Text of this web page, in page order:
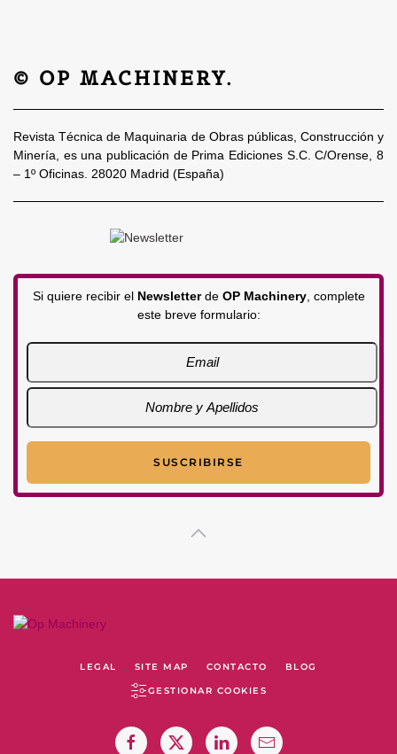
© OP MACHINERY.
Revista Técnica de Maquinaria de Obras públicas, Construcción y
Minería, es una publicación de Prima Ediciones S.C. C/Orense, 8
– 1º Oficinas. 28020 Madrid (España)
Si quiere recibir el Newsletterde OP Machinery, complete
este breve formulario:
LEGAL SITE MAP CONTACTO BLOG
GESTIONAR COOKIES